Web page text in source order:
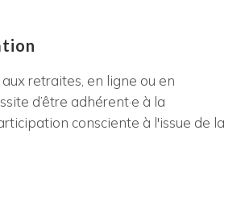
retraites, en ligne ou en
d’être adhérent·e à la
consciente à l'issue de la